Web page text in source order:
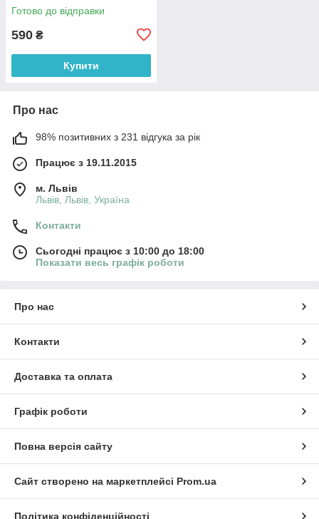
Готово до відправки
590 ₴
Купити
Про нас
98% позитивних з 231 відгука за рік
Працює з 19.11.2015
м. Львів
Львів, Львів, Україна
Контакти
Сьогодні працює з 10:00 до 18:00
Показати весь графік роботи
Про нас
Контакти
Доставка та оплата
Графік роботи
Повна версія сайту
Сайт створено на маркетплейсі Prom.ua
Політика конфіденційності